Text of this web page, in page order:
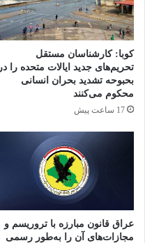
افغانستان امریکا
قربانیان تروریسم
کوبا: کارشناسان مستقل
تحریم‌های جدید ایالات متحده را در
بحبوحه تشدید بحران انسانی
محکوم می‌کنند
17 ساعت پیش
عراق قانون مبارزه با تروریسم و
مجازات‌های آن را به‌طور رسمی